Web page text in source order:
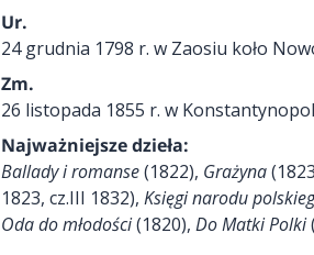
Ur.
24 grudnia 1798 r. w Zaosiu koło
Zm.
26 listopada 1855 r. w
Najważniejsze dzieła:
Ballady i romanse(1822), Grażyna
1823, cz.III 1832), Księgi narodu
Oda do młodości(1820), Do Matki Polki